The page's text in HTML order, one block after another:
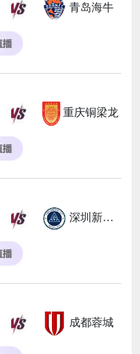
青岛海牛
重庆铜梁龙
深圳新鹏城
成都蓉城